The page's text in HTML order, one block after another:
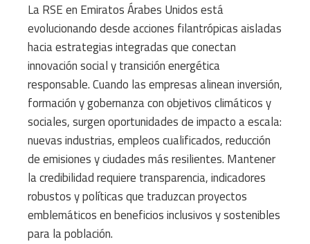
La RSE en Emiratos Árabes Unidos está
evolucionando desde acciones filantrópicas aisladas
hacia estrategias integradas que conectan
innovación social y transición energética
responsable. Cuando las empresas alinean inversión,
formación y gobernanza con objetivos climáticos y
sociales, surgen oportunidades de impacto a escala:
nuevas industrias, empleos cualificados, reducción
de emisiones y ciudades más resilientes. Mantener
la credibilidad requiere transparencia, indicadores
robustos y políticas que traduzcan proyectos
emblemáticos en beneficios inclusivos y sostenibles
para la población.